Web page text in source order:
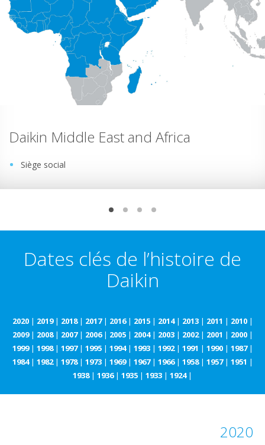
Daikin Middle East and Africa
Siège social
Dates clés de l’histoire de
Daikin
2020| 2019| 2018| 2017| 2016| 2015| 2014| 2013| 2011 | 2010|
2009| 2008| 2007| 2006| 2005| 2004| 2003| 2002| 2001 | 2000|
1999| 1998| 1997| 1995| 1994| 1993| 1992| 1991 | 1990| 1987|
1984| 1982| 1978| 1973| 1969| 1967| 1966| 1958| 1957| 1951 |
1938| 1936| 1935 | 1933 | 1924|
2020